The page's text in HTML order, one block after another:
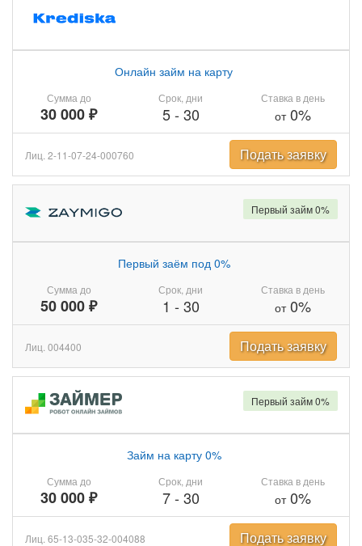
Сумма до
30 000 ₽
Онлайн займ на карту
Срок, дни
5- 30
Ставка в день
от0%
Лиц. 2-11-07-24-000760 Подать заявку
Сумма до
50 000 ₽
Первый заём под 0%
Срок, дни
1 - 30
Ставка в день
от0%
Первый займ 0%
Лиц. 004400 Подать заявку
Сумма до
30 000 ₽
Займ на карту 0%
Срок, дни
7- 30
Ставка в день
от0%
Первый займ 0%
Лиц. 65-13-035-32-004088 Подать заявку